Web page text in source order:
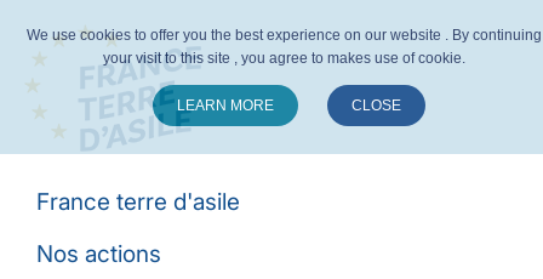
France terre d'asile
Nos actions
We use cookies to offer you the best experience on our website . By continuing
your visit to this site , you agree to makes use of cookie.
LEARN MORE CLOSE